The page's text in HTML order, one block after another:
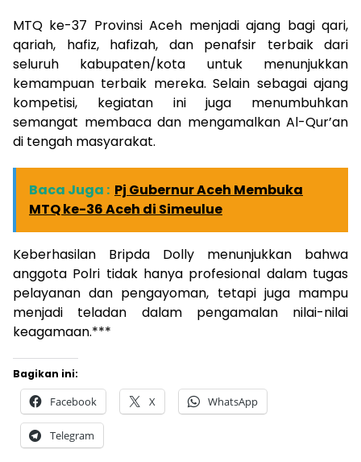
MTQ ke-37 Provinsi Aceh menjadi ajang bagi qari,
qariah, hafiz, hafizah, dan penafsir terbaik dari
seluruh kabupaten/kota untuk menunjukkan
kemampuan terbaik mereka. Selain sebagai ajang
kompetisi, kegiatan ini juga menumbuhkan
semangat membaca dan mengamalkan Al-Qur’an
di tengah masyarakat.
Baca Juga : Pj Gubernur Aceh Membuka
MTQ ke-36 Aceh di Simeulue
Keberhasilan Bripda Dolly menunjukkan bahwa
anggota Polri tidak hanya profesional dalam tugas
pelayanan dan pengayoman, tetapi juga mampu
menjadi teladan dalam pengamalan nilai-nilai
keagamaan.***
Bagikan ini:
Facebook X WhatsApp
Telegram